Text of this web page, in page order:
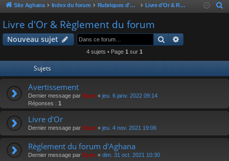
ès
ra
pi
u
m
s
ne nr
Site Aghana Index du forum Rubriques d'Aghana Livre d'Or & Règlement du forum
r
Livre d'Or & Règlement du forum
Nouveau sujet Rechercher
4 sujets • Page 1 sur 1
Sujets
Avertissement
Dernier message par Epoc « jeu. 6 janv. 2022 09:14
Réponses : 1
Livre d'Or
Dernier message par Epoc « jeu. 4 nov. 2021 19:06
Règlement du forum d'Aghana
Dernier message par Epoc « dim. 31 oct. 2021 10:30